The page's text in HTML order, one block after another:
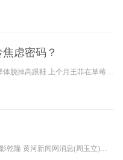
虑密码？
WhatsApp網頁版 为什么这首歌能让姐姐们群体脱掉高跟鞋 上个月王菲在草莓音乐节翻唱这首歌时，台下三十位女高管当场甩飞细高跟。制作人流露 副歌部分的432Hz频率 专门匹配四十岁女
在很多餐厅，厉行节约的口号随处可见。摄影乾隆 黄河新闻网消息(周玉立)杜绝“舌尖上的废物”，不只是说说而已。在山西，节俭已经成为许多餐饮企业坚持的原则。通过不断实施一